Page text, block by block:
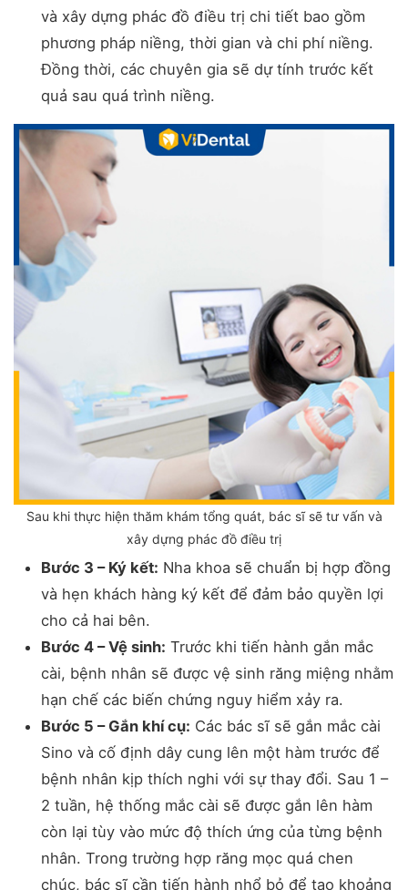
và xây dựng phác đồ điều trị chi tiết bao gồm
phương pháp niềng, thời gian và chi phí niềng.
Đồng thời, các chuyên gia sẽ dự tính trước kết
quả sau quá trình niềng.
Sau khi thực hiện thăm khám tổng quát, bác sĩ sẽ tư vấn và
xây dựng phác đồ điều trị
Bước 3 – Ký kết: Nha khoa sẽ chuẩn bị hợp đồng
và hẹn khách hàng ký kết để đảm bảo quyền lợi
cho cả hai bên.
Bước 4 – Vệ sinh: Trước khi tiến hành gắn mắc
cài, bệnh nhân sẽ được vệ sinh răng miệng nhằm
hạn chế các biến chứng nguy hiểm xảy ra.
Bước 5 – Gắn khí cụ: Các bác sĩ sẽ gắn mắc cài
Sino và cố định dây cung lên một hàm trước để
bệnh nhân kịp thích nghi với sự thay đổi. Sau 1 –
2 tuần, hệ thống mắc cài sẽ được gắn lên hàm
còn lại tùy vào mức độ thích ứng của từng bệnh
nhân. Trong trường hợp răng mọc quá chen
chúc, bác sĩ cần tiến hành nhổ bỏ để tạo khoảng